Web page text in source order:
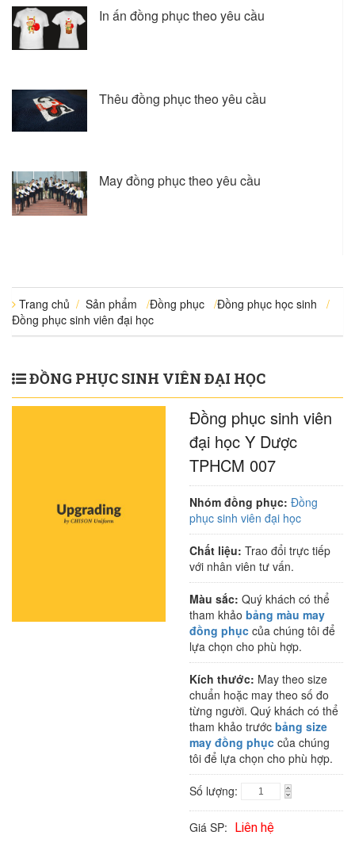
In ấn đồng phục theo yêu cầu
Thêu đồng phục theo yêu cầu
May đồng phục theo yêu cầu
Trang chủ / Sản phẩm /Đồng phục /Đồng phục học sinh /
Đồng phục sinh viên đại học
ĐỒNG PHỤC SINH VIÊN ĐẠI HỌC
Đồng phục sinh viên
đại học Y Dược
TPHCM 007
Nhóm đồng phục: Đồng
phục sinh viên đại học
Chất liệu: Trao đổi trực tiếp
với nhân viên tư vấn.
Màu sắc: Quý khách có thể
tham khảo bảng màu may
đồng phục của chúng tôi để
lựa chọn cho phù hợp.
Kích thước: May theo size
chuẩn hoặc may theo số đo
từng người. Quý khách có thể
tham khảo trước bảng size
may đồng phục của chúng
tôi để lựa chọn cho phù hợp.
Số lượng:
Giá SP: Liên hệ